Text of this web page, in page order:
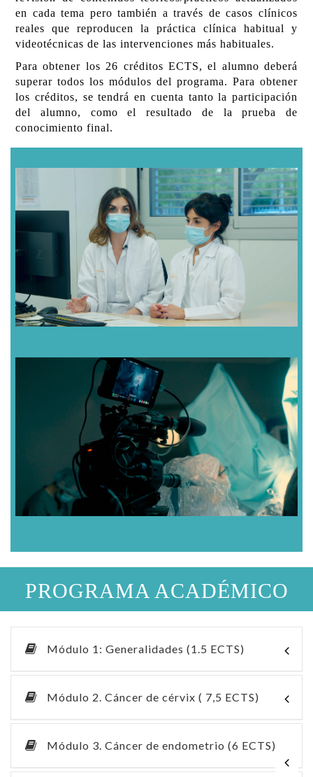
en cada tema pero también a través de casos clínicos
reales que reproducen la práctica clínica habitual y
videotécnicas de las intervenciones más habituales.
Para obtener los 26 créditos ECTS, el alumno deberá
superar todos los módulos del programa. Para obtener
los créditos, se tendrá en cuenta tanto la participación
del alumno, como el resultado de la prueba de
conocimiento final.
PROGRAMA ACADÉMICO
Módulo 1: Generalidades (1.5 ECTS)
Módulo 2. Cáncer de cérvix ( 7,5 ECTS)
Módulo 3. Cáncer de endometrio (6 ECTS)